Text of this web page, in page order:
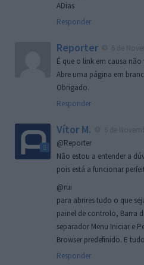
ADias
Responder
Reporter
É que o link em causa
Abre uma página em
Obrigado.
Responder
Vítor M.
@Reporter
Não estou a entender a
pois está a funcionar
@rui
para abrires tudo o que
painel de controlo, Barra
separador Menu Iniciar e
Browser predefinido. E
Responder